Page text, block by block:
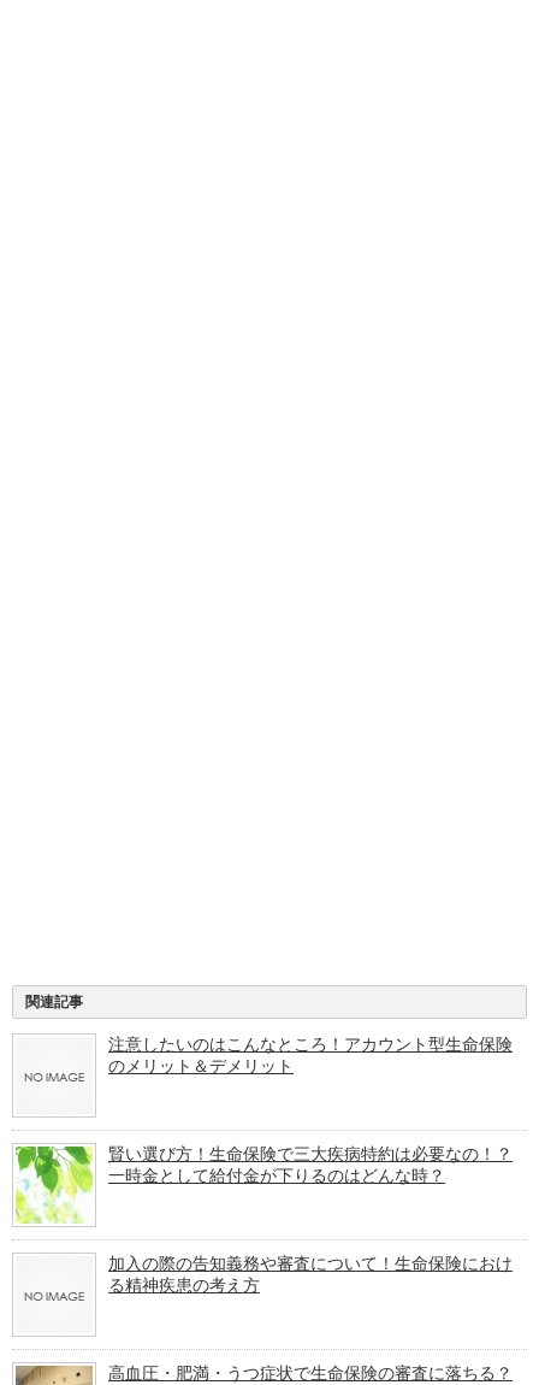
関連記事
注意したいのはこんなところ！アカウント型生命保険
のメリット＆デメリット
賢い選び方！生命保険で三大疾病特約は必要なの！？
一時金として給付金が下りるのはどんな時？
加入の際の告知義務や審査について！生命保険におけ
る精神疾患の考え方
高血圧・肥満・うつ症状で生命保険の審査に落ちる？